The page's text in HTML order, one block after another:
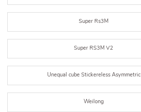
Super Rs3M
Super RS3M V2
Unequal cube Stickereless Asymmetric
Weilong